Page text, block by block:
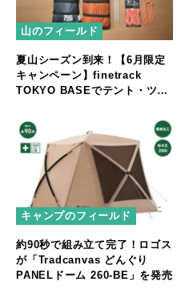
山のフィールド
夏山シーズン到来！【6月限定
キャンペーン】finetrack
TOKYO BASEでテント・ツエ
い”プレゼントを進呈
キャンプのフィールド
約90秒で組み立て完了！ロゴス
が「Tradcanvas どんぐり
PANELドーム 260-BE」を発売